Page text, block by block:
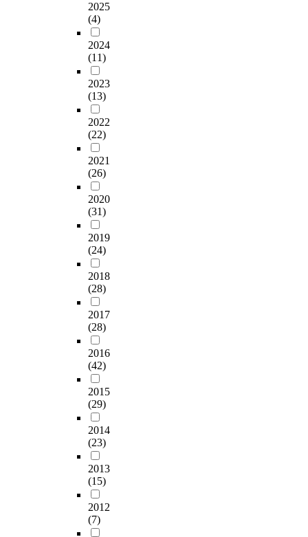
2025
(4)
2024
(11)
2023
(13)
2022
(22)
2021
(26)
2020
(31)
2019
(24)
2018
(28)
2017
(28)
2016
(42)
2015
(29)
2014
(23)
2013
(15)
2012
(7)